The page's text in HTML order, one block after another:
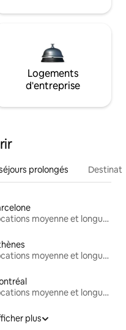
Logements
d'entreprise
prolongés
Locations moyenne et longue durée
Locations moyenne et longue durée
Locations moyenne et longue durée
plus